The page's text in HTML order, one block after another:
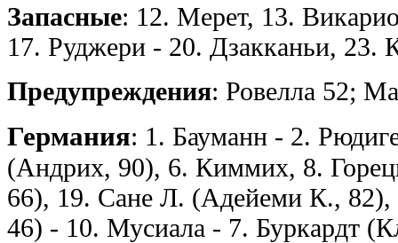
Запасные: 12. Мерет, 13.
17. Руджери - 20. Дзакканьи, 23.
Предупреждения: Ровелла 52;
Германия: 1. Бауманн - 2.
(Андрих, 90), 6. Киммих, 8.
66), 19. Сане Л. (Адейеми К.,
46) - 10. Мусиала - 7. Буркардт